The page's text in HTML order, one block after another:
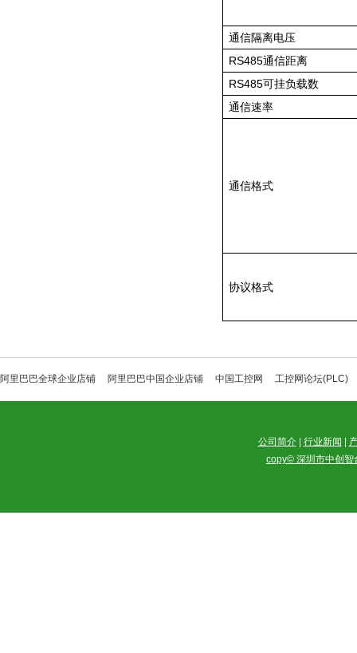
通信隔离电压
RS485通信距离
RS485可挂负载数
通信速率
通信格式
协议格式
阿里巴巴全球企业店铺 阿里巴巴中国企业店铺 中国工控网 工控网论坛(PLC)
公司简介| 行业新闻
copy© 深圳市中创